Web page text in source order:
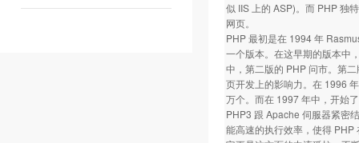
似 IIS 上的 ASP)。而 PHP 独
网页。
PHP 最初是在 1994 年
一个版本。在这早期的版本中
中，第二版的 PHP 问市。第
页开发上的影响力。在 1996
万个。而在 1997 年中，开始
PHP3 跟 Apache 伺服器紧密
能高速的执行效率，使得